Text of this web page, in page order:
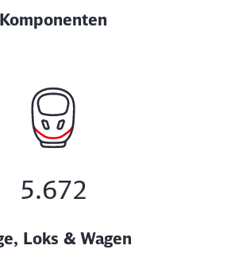
Komponenten
5.672
Loks & Wagen